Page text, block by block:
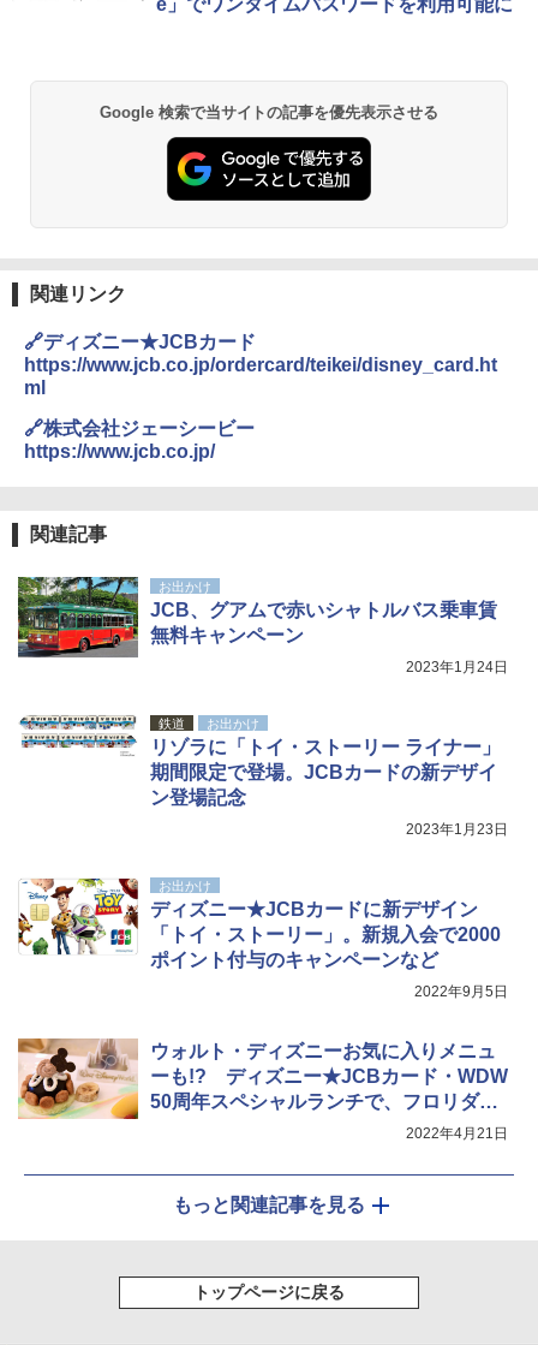
e」でワンタイムパスワードを利用可能に
Google 検索で当サイトの記事を優先表示させる
関連リンク
🔗ディズニー★JCBカード
https://www.jcb.co.jp/ordercard/teikei/disney_card.ht
ml
🔗株式会社ジェーシービー
https://www.jcb.co.jp/
関連記事
お出かけ
JCB、グアムで赤いシャトルバス乗車賃
無料キャンペーン
2023年1月24日
鉄道 お出かけ
リゾラに「トイ・ストーリー ライナー」
期間限定で登場。JCBカードの新デザイ
ン登場記念
2023年1月23日
お出かけ
ディズニー★JCBカードに新デザイン
「トイ・ストーリー」。新規入会で2000
ポイント付与のキャンペーンなど
2022年9月5日
ウォルト・ディズニーお気に入りメニュ
ーも!? ディズニー★JCBカード・WDW
50周年スペシャルランチで、フロリダ気
2022年4月21日
もっと関連記事を見る
トップページに戻る